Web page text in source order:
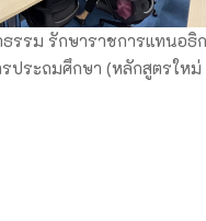
รรม รักษาราชการแทนอ
ระถมศึกษา (หลักสูตรให